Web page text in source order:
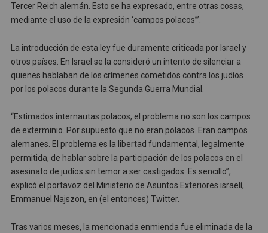
Tercer Reich alemán. Esto se ha expresado, entre otras cosas,
mediante el uso de la expresión ‘campos polacos’”.
La introducción de esta ley fue duramente criticada por Israel y
otros países. En Israel se la consideró un intento de silenciar a
quienes hablaban de los crímenes cometidos contra los judíos
por los polacos durante la Segunda Guerra Mundial.
“Estimados internautas polacos, el problema no son los campos
de exterminio. Por supuesto que no eran polacos. Eran campos
alemanes. El problema es la libertad fundamental, legalmente
permitida, de hablar sobre la participación de los polacos en el
asesinato de judíos sin temor a ser castigados. Es sencillo”,
explicó el portavoz del Ministerio de Asuntos Exteriores israelí,
Emmanuel Najszon, en (el entonces) Twitter.
Tras varios meses, la mencionada enmienda fue eliminada de la